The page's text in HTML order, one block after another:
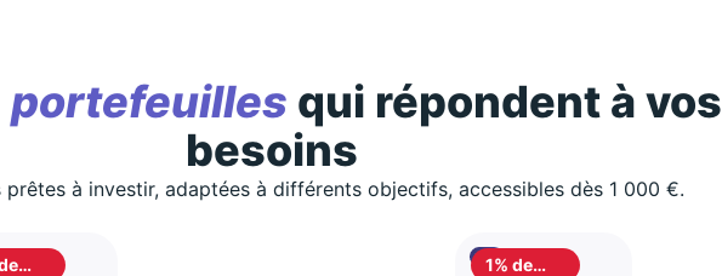
portefeuilles qui répondent à vos
besoins
à investir, adaptées à différents objectifs, accessibles dès 1 000 €.
1% de